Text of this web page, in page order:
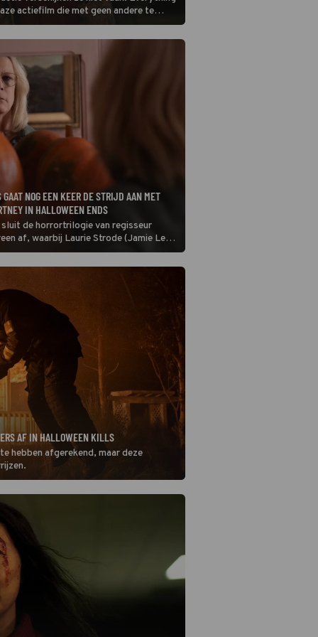
actiefilm die met geen andere te
NOG EEN KEER DE STRIJD AAN MET
IN HALLOWEEN ENDS
de horrortrilogie van regisseur
af, waarbij Laurie Strode (Jamie Lee
keer de confrontatie aangaat met
Myers. Het einde van een
AF IN HALLOWEEN KILLS
hebben afgerekend, maar deze